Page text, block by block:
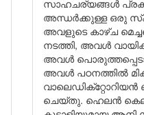
സാഹചര്യങ്ങൾ
അന്ധർക്കുള്ള ഒരു
അവളുടെ കാഴ്ച
നടത്തി, അവൾ
അവൾ
അവൾ പഠനത്തിൽ
ചെയ്തു. ഹെലൻ